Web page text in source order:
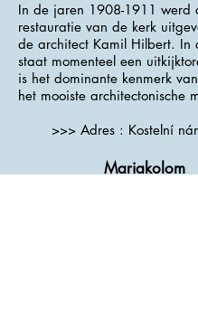
In de jaren 1908-1911 werd
restauratie van de kerk
de architect Kamil Hilbert. In
staat momenteel een
is het dominante kenmerk
het mooiste architectonische
>>> Adres : Kostelní
Mariakolom